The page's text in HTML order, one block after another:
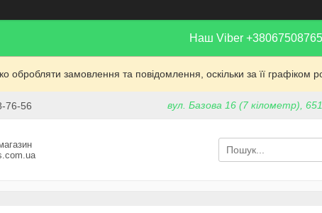
Наш Viber
обробляти замовлення та повідомлення, оскільки за її
76-56 вул. Базова 16 (7 кілометр),